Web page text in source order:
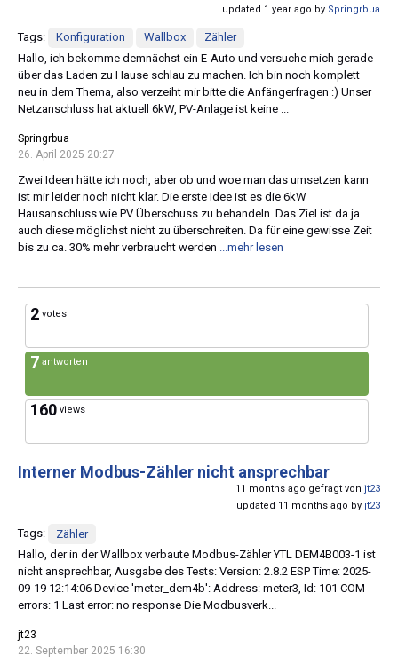
updated 1 year ago by Springrbua
Tags: Konfiguration Wallbox
Zähler
Hallo, ich bekomme demnächst ein E-Auto und versuche mich gerade
über das Laden zu Hause schlau zu machen. Ich bin noch komplett
neu in dem Thema, also verzeiht mir bitte die Anfängerfragen :) Unser
Netzanschluss hat aktuell 6kW, PV-Anlage ist keine ...
Springrbua
26. April 2025 20:27
Zwei Ideen hätte ich noch, aber ob und woe man das umsetzen kann
ist mir leider noch nicht klar. Die erste Idee ist es die 6kW
Hausanschluss wie PV Überschuss zu behandeln. Das Ziel ist da ja
auch diese möglichst nicht zu überschreiten. Da für eine gewisse Zeit
bis zu ca. 30% mehr verbraucht werden ...mehr lesen
2 votes
7 antworten
160 views
Interner Modbus-Zähler nicht ansprechbar
11 months ago gefragt von jt23
updated 11 months ago by jt23
Tags:
Zähler
Hallo, der in der Wallbox verbaute Modbus-Zähler YTL DEM4B003-1 ist
nicht ansprechbar, Ausgabe des Tests: Version: 2.8.2 ESP Time: 2025-
09-19 12:14:06 Device 'meter_dem4b': Address: meter3, Id: 101 COM
errors: 1 Last error: no response Die Modbusverk...
jt23
22. September 2025 16:30